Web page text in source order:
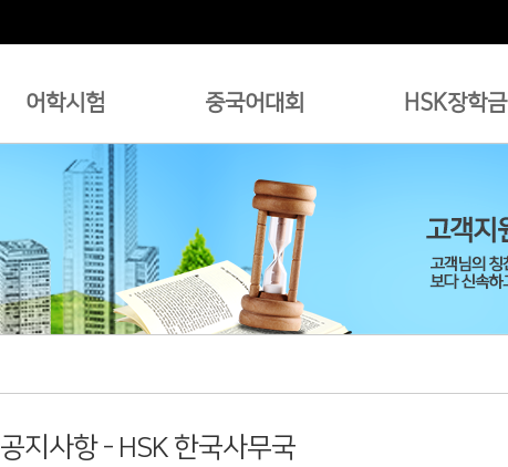
어학시험 중국어대회 HSK장학금
공지사항 - HSK 한국사무국